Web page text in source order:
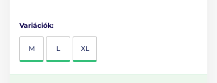
Variációk:
M L XL